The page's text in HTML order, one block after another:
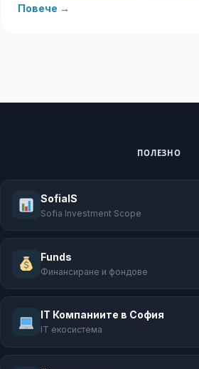
Повече →
ПОЛЕЗНО
SofiaIS
Sofia Investment Scope
Funds
Финансиране и фондове
IT Компаниите в София
IT екосистема